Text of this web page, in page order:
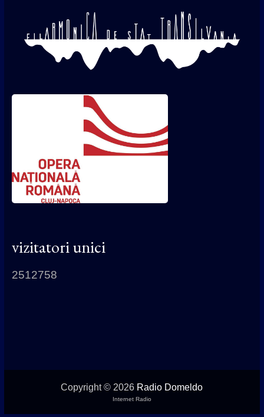
vizitatori unici
2512758
Copyright © 2026 Radio Domeldo
Internet Radio